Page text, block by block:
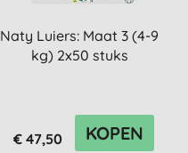
Naty Luiers: Maat 3 (4-9
kg) 2x50 stuks
€ 47,50 KOPEN